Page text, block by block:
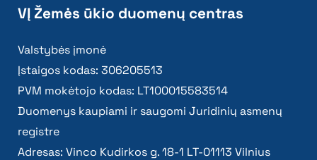
VĮ Žemės ūkio duomenų centras
Valstybės įmonė
Įstaigos kodas: 306205513
PVM mokėtojo kodas: LT100015583514
Duomenys kaupiami ir saugomi Juridinių asmenų
registre
Adresas: Vinco Kudirkos g. 18-1 LT-01113 Vilnius